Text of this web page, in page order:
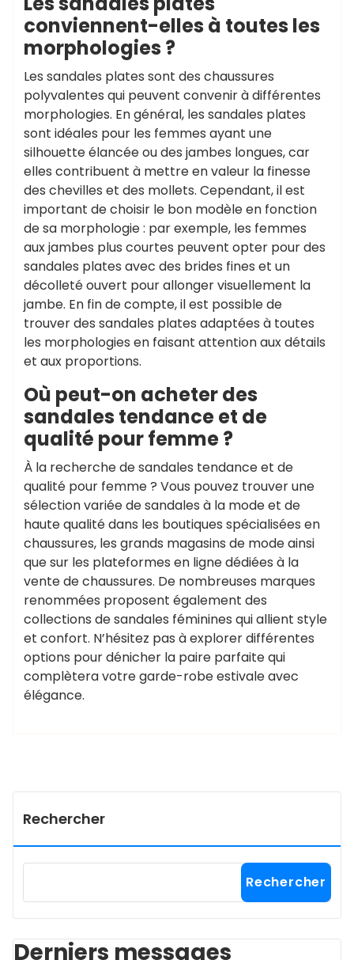
conviennent-elles à toutes les
morphologies ?
Les sandales plates sont des chaussures
polyvalentes qui peuvent convenir à différentes
morphologies. En général, les sandales plates
sont idéales pour les femmes ayant une
silhouette élancée ou des jambes longues, car
elles contribuent à mettre en valeur la finesse
des chevilles et des mollets. Cependant, il est
important de choisir le bon modèle en fonction
de sa morphologie : par exemple, les femmes
aux jambes plus courtes peuvent opter pour des
sandales plates avec des brides fines et un
décolleté ouvert pour allonger visuellement la
jambe. En fin de compte, il est possible de
trouver des sandales plates adaptées à toutes
les morphologies en faisant attention aux détails
et aux proportions.
Où peut-on acheter des
sandales tendance et de
qualité pour femme ?
À la recherche de sandales tendance et de
qualité pour femme ? Vous pouvez trouver une
sélection variée de sandales à la mode et de
haute qualité dans les boutiques spécialisées en
chaussures, les grands magasins de mode ainsi
que sur les plateformes en ligne dédiées à la
vente de chaussures. De nombreuses marques
renommées proposent également des
collections de sandales féminines qui allient style
et confort. N’hésitez pas à explorer différentes
options pour dénicher la paire parfaite qui
complètera votre garde-robe estivale avec
élégance.
Rechercher
Rechercher
Derniers messages